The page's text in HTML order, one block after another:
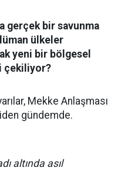
gerçek bir savunma
ülkeler
yeni bir bölgesel
çekiliyor?
Mekke Anlaşması
gündemde.
altında asıl